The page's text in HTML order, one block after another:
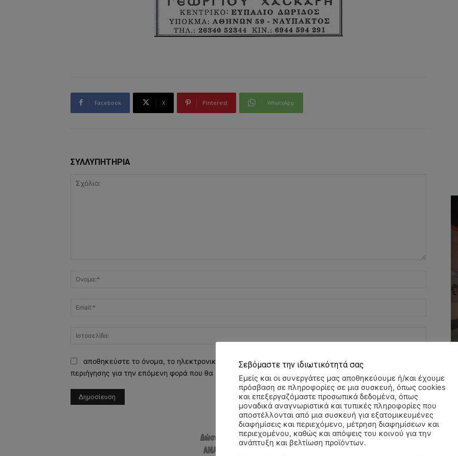
Facebook X Pinterest WhatsApp
ΣΥΛΛΥΠΗΤΗΡΙΑ
αποθηκεύστε το όνομα, το ηλεκτρονικό ταχυδρομείο και τον ιστότοπό μου σε αυτό το πρόγραμμα
περιήγησης για την επόμενη φορά που θα σχολιάσω.
Σεβόμαστε την ιδιωτικότητά σας
Εμείς και οι συνεργάτες μας αποθηκεύουμε ή/και έχουμε
πρόσβαση σε πληροφορίες σε μια συσκευή, όπως cookies
και επεξεργαζόμαστε προσωπικά δεδομένα, όπως
μοναδικά αναγνωριστικά και τυπικές πληροφορίες που
αποστέλλονται από μια συσκευή για εξατομικευμένες
διαφημίσεις και περιεχόμενο, μέτρηση διαφημίσεων και
περιεχομένου, καθώς και απόψεις του κοινού για την
ανάπτυξη και βελτίωση προϊόντων.